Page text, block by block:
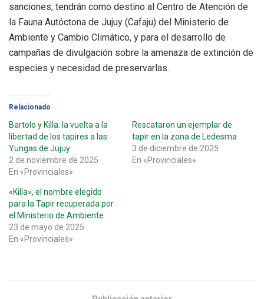
sanciones, tendrán como destino al Centro de Atención de
la Fauna Autóctona de Jujuy (Cafaju) del Ministerio de
Ambiente y Cambio Climático, y para el desarrollo de
campañas de divulgación sobre la amenaza de extinción de
especies y necesidad de preservarlas.
Relacionado
Bartolo y Killa: la vuelta a la
libertad de los tapires a las
Yungas de Jujuy
2 de noviembre de 2025
En «Provinciales»
Rescataron un ejemplar de
tapir en la zona de Ledesma
3 de diciembre de 2025
En «Provinciales»
«Killa», el nombre elegido
para la Tapir recuperada por
el Ministerio de Ambiente
23 de mayo de 2025
En «Provinciales»